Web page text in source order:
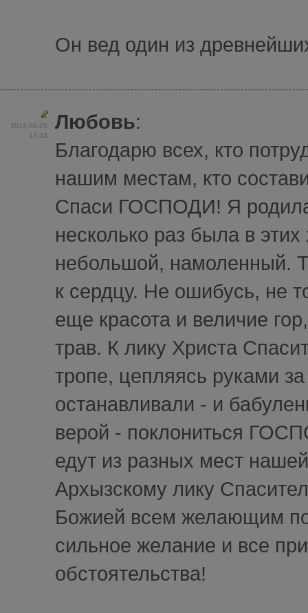
Он вед один из
2013-08-25
13:33
Любовь:
Благодарю всех, кто
нашим местам, кто
Спаси ГОСПОДИ! Я
несколько раз была в
небольшой, намоленный.
к сердцу. Не ошибусь, не
еще красота и величие
трав. К лику Христа
тропе, цепляясь руками
останавливали - и
верой - поклониться
едут из разных мест
Архызскому лику
Божией всем желающим
сильное желание и все
обстоятельства!